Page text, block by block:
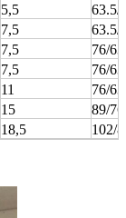
5,5
63.5/
7,5
63.5/
7,5
76/
7,5
76/
11
76/
15
89/76
18,5 102/